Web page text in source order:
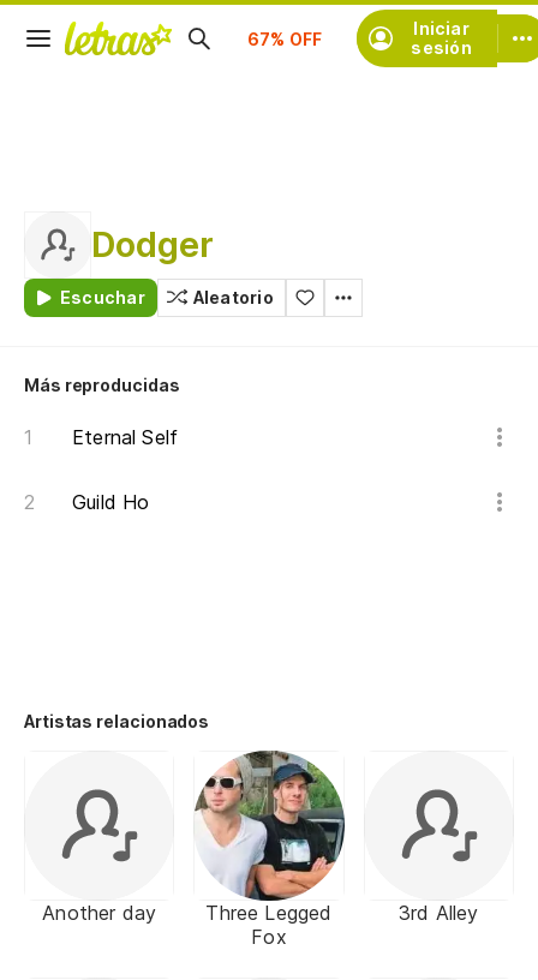
Iniciar
sesión
Suscríbete
Dodger
Escuchar Aleatorio
Más reproducidas
Eternal Self
Guild Ho
Artistas relacionados
Another day
Three Legged
Fox
3rd Alley